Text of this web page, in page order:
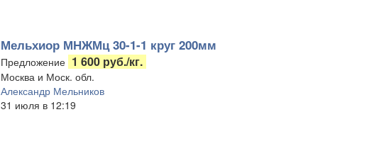
Мельхиор МНЖМц 30-1-1 круг 200мм
Предложение 1 600 руб./кг.
Москва и Моск. обл.
Александр Мельников
31 июля в 12:19